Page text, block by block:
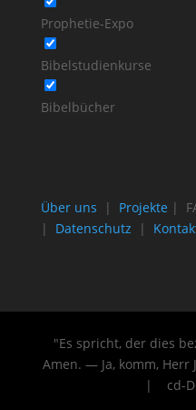
Prophetie-Expo
Bibelstudienkurse
Bibelbücher
Über uns | Projekte |
| Datenschutz |
"Es spricht, der dies
Amen. — Ja, komm, Herr
| cd-